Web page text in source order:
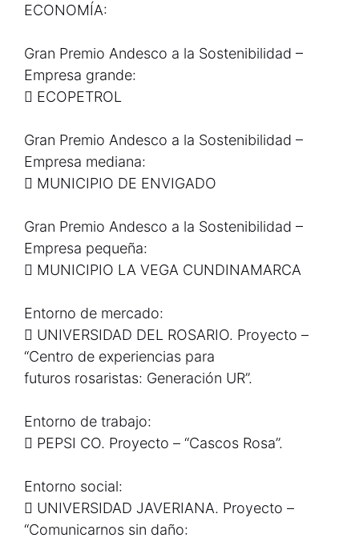
ECONOMÍA:
Gran Premio Andesco a la Sostenibilidad –
Empresa grande:
 ECOPETROL
Gran Premio Andesco a la Sostenibilidad –
Empresa mediana:
 MUNICIPIO DE ENVIGADO
Gran Premio Andesco a la Sostenibilidad –
Empresa pequeña:
 MUNICIPIO LA VEGA CUNDINAMARCA
Entorno de mercado:
 UNIVERSIDAD DEL ROSARIO. Proyecto –
“Centro de experiencias para
futuros rosaristas: Generación UR”.
Entorno de trabajo:
 PEPSI CO. Proyecto – “Cascos Rosa”.
Entorno social:
 UNIVERSIDAD JAVERIANA. Proyecto –
“Comunicarnos sin daño: